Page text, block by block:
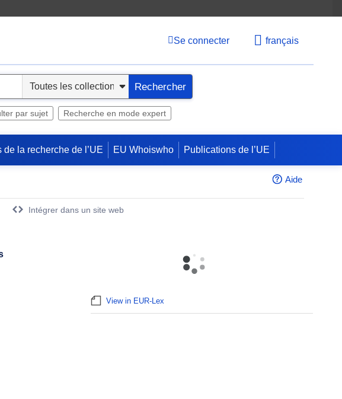
Se connecter français
Rechercher
par sujet Recherche en mode expert
de la recherche de l’UE EU Whoiswho Publications de l’UE
Aide
Intégrer dans un site web
View in EUR-Lex